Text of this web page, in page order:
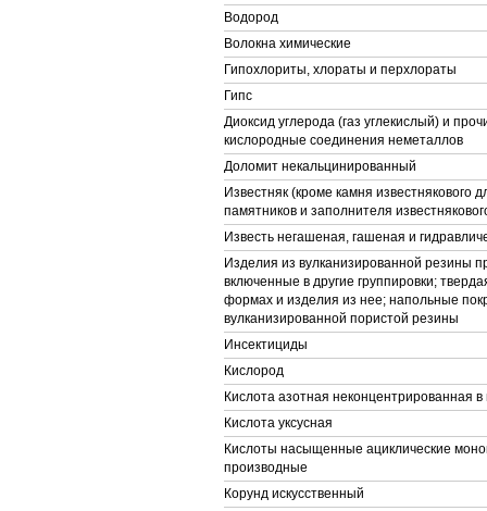
Водород
Волокна химические
Гипохлориты, хлораты и перхлораты
Гипс
Диоксид углерода (газ углекислый) и
кислородные соединения неметаллов
Доломит некальцинированный
Известняк (кроме камня известнякового
памятников и заполнителя
Известь негашеная, гашеная и
Изделия из вулканизированной резины
включенные в другие группировки;
формах и изделия из нее; напольные
вулканизированной пористой резины
Инсектициды
Кислород
Кислота азотная неконцентрированная
Кислота уксусная
Кислоты насыщенные ациклические
производные
Корунд искусственный